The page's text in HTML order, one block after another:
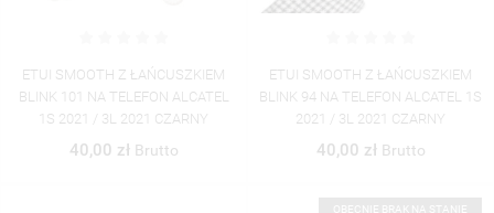
ETUI SMOOTH Z ŁAŃCUSZKIEM
BLINK 101 NA TELEFON ALCATEL
1S 2021 / 3L 2021 CZARNY
40,00 zł Brutto
ETUI SMOOTH Z ŁAŃCUSZKIEM
BLINK 94 NA TELEFON ALCATEL 1S
2021 / 3L 2021 CZARNY
40,00 zł Brutto